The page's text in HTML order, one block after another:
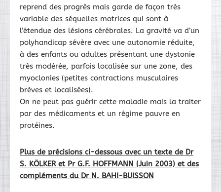
reprend des progrès mais garde de façon très
variable des séquelles motrices qui sont à
l’étendue des lésions cérébrales. La gravité va d’un
polyhandicap sévère avec une autonomie réduite,
à des enfants ou adultes présentant une dystonie
très modérée, parfois localisée sur une zone, des
myoclonies (petites contractions musculaires
brèves et localisées).
On ne peut pas guérir cette maladie mais la traiter
par des médicaments et un régime pauvre en
protéines.
Plus de précisions ci-dessous avec un texte de Dr
S. KÖLKER et Pr G.F. HOFFMANN (Juin 2003) et des
compléments du Dr N. BAHI-BUISSON